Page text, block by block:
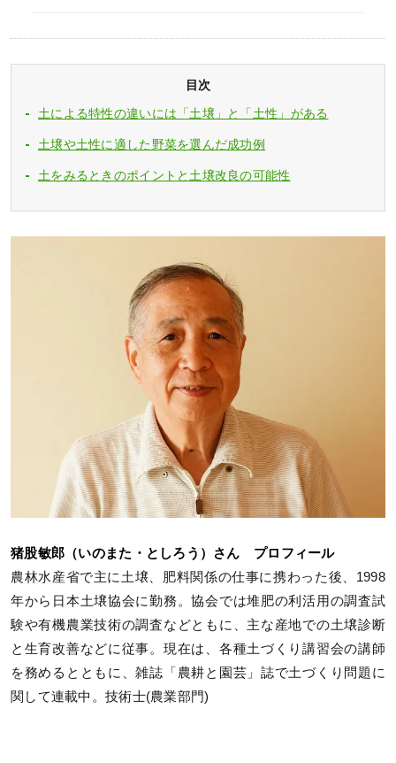
目次
土による特性の違いには「土壌」と「土性」がある
土壌や土性に適した野菜を選んだ成功例
土をみるときのポイントと土壌改良の可能性
猪股敏郎（いのまた・としろう）さん プロフィール
農林水産省で主に土壌、肥料関係の仕事に携わった後、1998
年から日本土壌協会に勤務。協会では堆肥の利活用の調査試
験や有機農業技術の調査などともに、主な産地での土壌診断
と生育改善などに従事。現在は、各種土づくり講習会の講師
を務めるとともに、雑誌「農耕と園芸」誌で土づくり問題に
関して連載中。技術士(農業部門)